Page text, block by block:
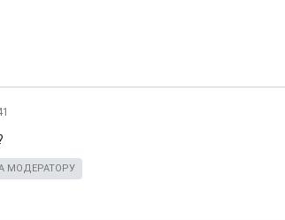
МОДЕРАТОРУ